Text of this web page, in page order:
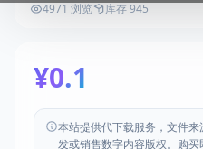
4971 浏览 库存 945
¥0.1
本站提供代下载服务，文件
发或销售数字内容版权。购买